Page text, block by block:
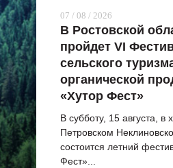
07 / 08 / 2026
В Ростовской
пройдет VI
сельского
органической
«Хутор Фест»
В субботу, 15 августа, в
Петровском
состоится летний
Фест»...